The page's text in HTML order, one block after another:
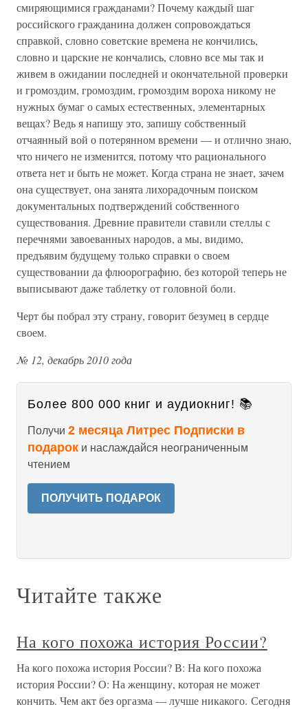
смиряющимися гражданами? Почему каждый шаг
российского гражданина должен сопровождаться
справкой, словно советские времена не кончились,
словно и царские не кончались, словно все мы так и
живем в ожидании последней и окончательной проверки
и громоздим, громоздим, громоздим вороха никому не
нужных бумаг о самых естественных, элементарных
вещах? Ведь я напишу это, запишу собственный
отчаянный вой о потерянном времени — и отлично знаю,
что ничего не изменится, потому что рационального
ответа нет и быть не может. Когда страна не знает, зачем
она существует, она занята лихорадочным поиском
документальных подтверждений собственного
существования. Древние правители ставили стеллы с
перечнями завоеванных народов, а мы, видимо,
предъявим будущему только справки о своем
существовании да флюорографию, без которой теперь не
выписывают даже таблетку от головной боли.
Черт бы побрал эту страну, говорит безумец в сердце
своем.
№ 12, декабрь 2010 года
Более 800 000 книг и аудиокниг! 📚
Получи 2 месяца Литрес Подписки в
подарок и наслаждайся неограниченным
чтением
ПОЛУЧИТЬ ПОДАРОК
Читайте также
На кого похожа история России?
На кого похожа история России? В: На кого похожа
история России? О: На женщину, которая не может
кончить. Чем акт без оргазма — лучше никакого. Сегодня